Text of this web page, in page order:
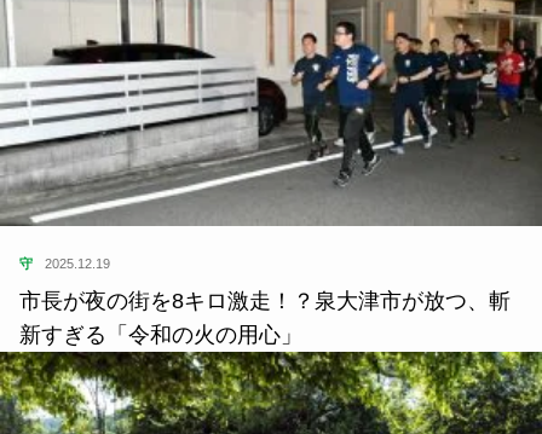
守 2025.12.19
市長が夜の街を8キロ激走！？泉大津市が放つ、斬
新すぎる「令和の火の用心」